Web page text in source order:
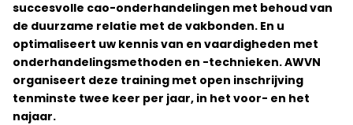
succesvolle cao-onderhandelingen met behoud van
de duurzame relatie met de vakbonden. En u
optimaliseert uw kennis van en vaardigheden met
onderhandelingsmethoden en -technieken. AWVN
organiseert deze training met open inschrijving
tenminste twee keer per jaar, in het voor- en het
najaar.